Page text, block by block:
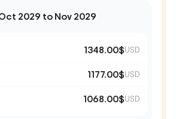
Oct 2029 to Nov 2029
1348.00$USD
1177.00$USD
1068.00$USD